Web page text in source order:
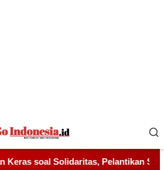
Gagak Hitam Jadi Sinyal